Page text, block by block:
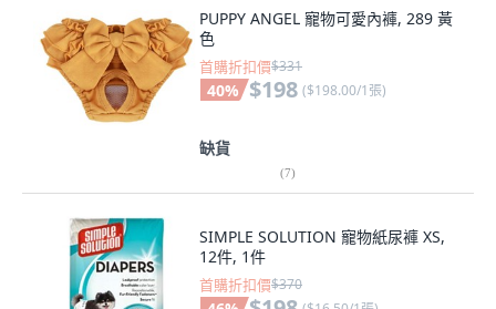
PUPPY ANGEL 寵物可愛內褲, 289 黃
色
首購折扣價$331
40% $198 ($198.00/1張)
缺貨
(7)
SIMPLE SOLUTION 寵物紙尿褲 XS,
12件, 1件
首購折扣價$370